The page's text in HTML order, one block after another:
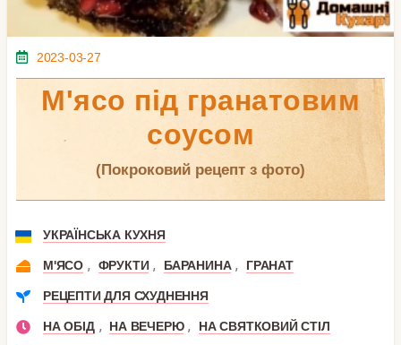
2023-03-27
М'ясо під гранатовим
соусом
(покроковий рецепт з фото)
УКРАЇНСЬКА КУХНЯ
М'ЯСО , ФРУКТИ , БАРАНИНА , ГРАНАТ
РЕЦЕПТИ ДЛЯ СХУДНЕННЯ
НА ОБІД , НА ВЕЧЕРЮ , НА СВЯТКОВИЙ СТІЛ